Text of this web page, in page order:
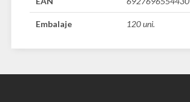
Embalaje 120 uni.